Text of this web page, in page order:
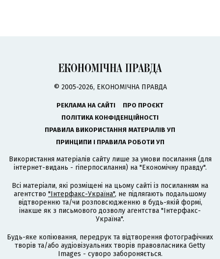
© 2005-2026, ЕКОНОМІЧНА ПРАВДА
РЕКЛАМА НА САЙТІ
ПРО ПРОЄКТ
ПОЛІТИКА КОНФІДЕНЦІЙНОСТІ
ПРАВИЛА ВИКОРИСТАННЯ МАТЕРІАЛІВ УП
ПРИНЦИПИ І ПРАВИЛА РОБОТИ УП
Використання матеріалів сайту лише за умови посилання (для
інтернет-видань - гіперпосилання) на "Економічну правду".
Всі матеріали, які розміщені на цьому сайті із посиланням на
агентство "Інтерфакс-Україна", не підлягають подальшому
відтворенню та/чи розповсюдженню в будь-якій формі,
інакше як з письмового дозволу агентства "Інтерфакс-
Україна".
Будь-яке копіювання, передрук та відтворення фотографічних
творів та/або аудіовізуальних творів правовласника Getty
Images - суворо забороняється.